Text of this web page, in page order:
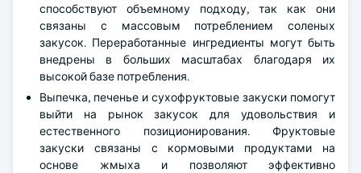
способствуют объемному подходу, так как они
связаны с массовым потреблением соленых
закусок. Переработанные ингредиенты могут быть
внедрены в больших масштабах благодаря их
высокой базе потребления.
Выпечка, печенье и сухофруктовые закуски помогут
выйти на рынок закусок для удовольствия и
естественного позиционирования. Фруктовые
закуски связаны с кормовыми продуктами на
основе жмыха и позволяют эффективно